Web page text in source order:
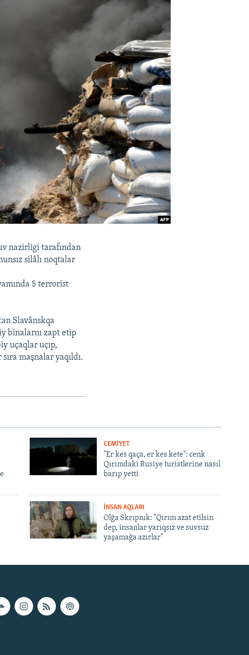
nazirligi tarafından
silâlı noqtalar
5 terrorist
Slavânskqa
binalarnı zapt etip
uçaqlar uçıp,
maşnalar yaqıldı.
CEMİYET
"Er kes qaça, er kes kete": cenk
Qırımdaki Rusiye turistlerine nasıl
barıp yetti
İNSAN AQLARI
Olğa Skrıpnık: "Qırım azat etilsin
dep, insanlar yarıqsız ve suvsuz
yaşamağa azırlar"